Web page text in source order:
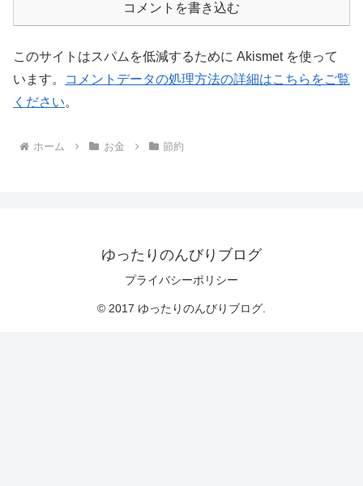
コメントを書き込む
このサイトはスパムを低減するために Akismet を使って
います。
コメントデータの処理方法の詳細はこちらをご覧
ください。
ホーム お金 節約
ゆったりのんびりブログ
プライバシーポリシー
© 2017 ゆったりのんびりブログ.